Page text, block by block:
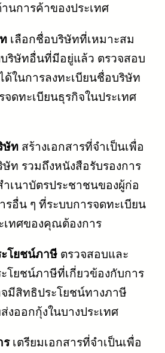
นการค้าของประเทศ
เลือกชื่อบริษัทที่เหมาะสม
ริษัทอื่นที่มีอยู่แล้ว ตรวจสอบ
ด้ในการลงทะเบียนชื่อบริษัท
จดทะเบียนธุรกิจในประเทศ
ษัท สร้างเอกสารที่จำเป็นเพื่อ
ษัท รวมถึงหนังสือรับรองการ
เนาบัตรประชาชนของผู้ก่อ
รอื่น ๆ ที่ระบบการจดทะเบียน
เทศของคุณต้องการ
โยชน์ภาษี ตรวจสอบและ
โยชน์ภาษีที่เกี่ยวข้องกับการ
มีสิทธิประโยชน์ทางภาษี
งออกกุ้งในบางประเทศ
รเตรียมเอกสารที่จำเป็นเพื่อ